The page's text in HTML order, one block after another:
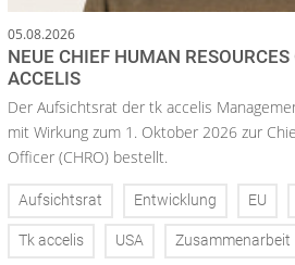
05.08.2026
NEUE CHIEF HUMAN
ACCELIS
Der Aufsichtsrat der tk accelis
mit Wirkung zum 1. Oktober 2026 zur
Officer (CHRO) bestellt.
Aufsichtsrat Entwicklung EU
Tk accelis USA Zusammenarbeit